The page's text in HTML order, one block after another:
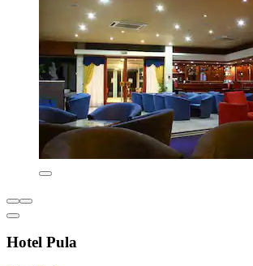
Hotel Pula